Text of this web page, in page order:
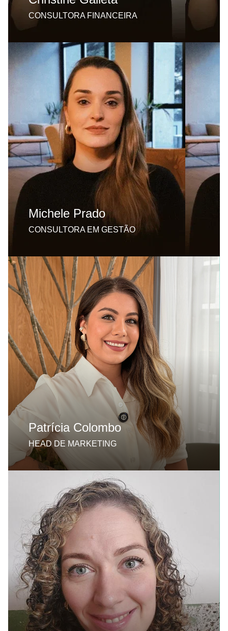
CONSULTORA FINANCEIRA
Michele Prado
CONSULTORA EM GESTÃO
Graduada em Enfermagem e pós graduada pelo
Albert Einstein, possui MBA em Gestão de
Pessoas e formação em Coach pelo Instituto
Brasileiro de Coach. Atua há 12 anos na área de
gerenciamento de clínicas, realizando
diagnóstico situacional, gestão de pessoas,
recrutamento e seleção, treinamento e
desenvolvimento de equipes e gestão de clima
organizacional.
Patrícia Colombo
HEAD DE MARKETING
Graduada em Rádio, TV e Internet, pela
Universidade Metodista De São Paulo, é Head
de Marketing da Destak, com atuação no
posicionamento estratégico de médicos e
clínicas de alto padrão. Já trabalhou com nomes
renomados do mercado médico, desenvolvendo
estratégias de conteúdo e branding focadas em
autoridade, diferenciação e atração de pacientes
qualificados. Une visão analítica e sensibilidade
criativa para transformar presença digital em
valor percebido e crescimento consistente.
Formada em Gestão, com experiência nas áreas
comercial e de liderança voltada para clínicas
médicas e empresas do setor de saúde. Tem
expertise em estruturação de processos,
desenvolvimento de equipes e estratégias de
conversão, complementada por estudos em
comportamento humano e neurociência
aplicada. Na Destak, conduz processos
seletivos e apoia clínicas na formação de
equipes mais produtivas e orientadas à
excelência na experiência do paciente.